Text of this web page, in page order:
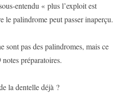
entendu « plus l’exploit est
le palindrome peut passer inaperçu.
sont pas des palindromes, mais ce
notes préparatoires.
la dentelle déjà ?